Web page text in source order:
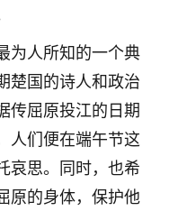
为人所知的一个典
楚国的诗人和政治
传屈原投江的日期
人们便在端午节这
哀思。同时，也希
原的身体，保护他
的，去检查又没什么大
医看遍了，找不到问
来老师，跟老师聊过
建议，处理了一些因
好多，主要是心情好
有体会了。